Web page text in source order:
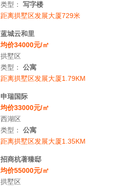
类型：写字楼
距离拱墅区发展大厦729米
蓝城云和里
均价34000元/㎡
拱墅区
类型：公寓
距离拱墅区发展大厦1.79KM
申瑞国际
均价33000元/㎡
西湖区
类型：公寓
距离拱墅区发展大厦1.35KM
招商杭著臻邸
均价55000元/㎡
拱墅区